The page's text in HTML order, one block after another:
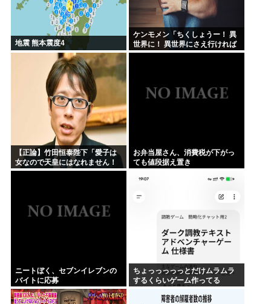
地震 熊本震度4
ケンモメン「ちくしょうー！ 異
世界に！ 異世界にさえ行ければ
ー！(;△;)」 どうなるの？
【正論】竹田恒泰陛下「愛子は
女なので天皇にはなれません！
SnowManに女の子が居たら
お弁当屋さん、消費税が下がっ
ても値段据え置き
ニートぼく、セブンイレブンの
バイトに応募
ちょっっっっっとだけムラムラ
するくらいゲーム作ってる